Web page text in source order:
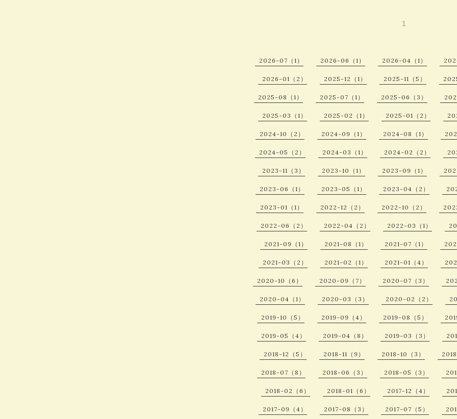
1
2026-07（1） 2026-06（1） 2026-04（1）
2026-01（2） 2025-12（1） 2025-11（5）
2025-08（1） 2025-07（1） 2025-06（3）
2025-03（1） 2025-02（1） 2025-01（2）
2024-10（2） 2024-09（1） 2024-08（1）
2024-05（2） 2024-03（1） 2024-02（2）
2023-11（3） 2023-10（1） 2023-09（1）
2023-06（1） 2023-05（1） 2023-04（2）
2023-01（1） 2022-12（2） 2022-10（2）
2022-06（2） 2022-04（2） 2022-03（1）
2021-09（1） 2021-08（1） 2021-07（1）
2021-03（2） 2021-02（1） 2021-01（4）
2020-10（6） 2020-09（7） 2020-07（3）
2020-04（1） 2020-03（3） 2020-02（2）
2019-10（5） 2019-09（4） 2019-08（5）
2019-05（4） 2019-04（8） 2019-03（3）
2018-12（5） 2018-11（9） 2018-10（3）
2018-07（8） 2018-06（3） 2018-05（3）
2018-02（6） 2018-01（6） 2017-12（4）
2017-09（4） 2017-08（3） 2017-07（5）